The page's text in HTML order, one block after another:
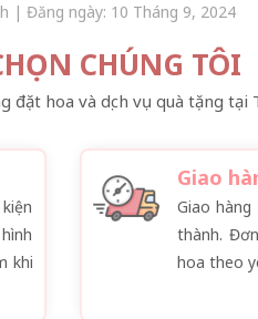
| Đăng ngày: 10 Tháng 9, 2024
CHÚNG TÔI
hoa và dịch vụ quà tặng tại
khi
Giao
Giao
thành.
hoa theo